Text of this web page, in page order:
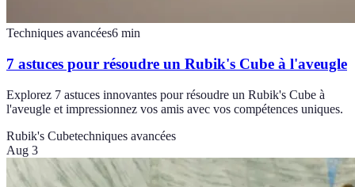
Techniques avancées6 min
7 astuces pour résoudre un Rubik's Cube à l'aveugle
Explorez 7 astuces innovantes pour résoudre un Rubik's Cube à
l'aveugle et impressionnez vos amis avec vos compétences uniques.
Rubik's Cubetechniques avancées
Aug 3